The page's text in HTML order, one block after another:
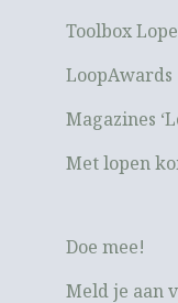
Toolbox
LoopAwards
Magazines
Met lopen
Doe mee!
Meld je aan